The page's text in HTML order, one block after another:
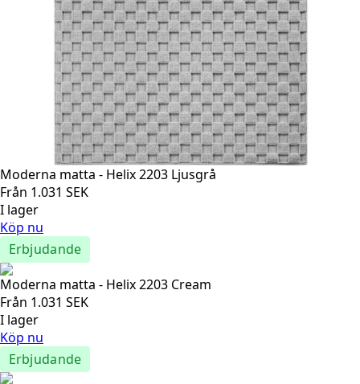
Moderna matta - Helix 2203 Ljusgrå
Från 1.031 SEK
I lager
Köp nu
Erbjudande
Moderna matta - Helix 2203 Cream
Från 1.031 SEK
I lager
Köp nu
Erbjudande